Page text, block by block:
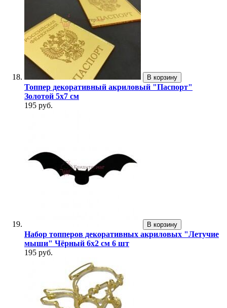
В корзину
Топпер декоративный акриловый "Паспорт"
Золотой 5х7 см
195 руб.
В корзину
Набор топперов декоративных акриловых "Летучие
мыши" Чёрный 6х2 см 6 шт
195 руб.